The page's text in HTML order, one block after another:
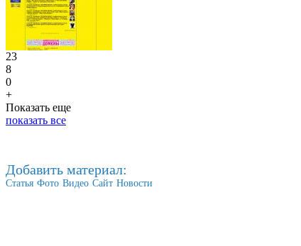
23
8
0
+
Показать еще
показать все
Добавить материал:
Статья Фото Видео Сайт Новости